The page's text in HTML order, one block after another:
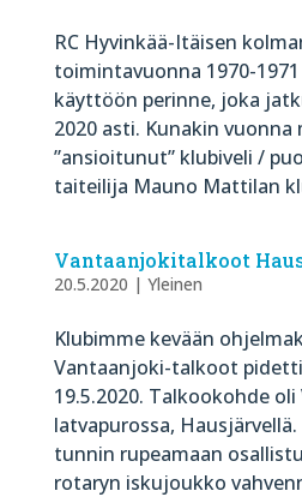
RC Hyvinkää-Itäisen
toimintavuonna 1970-
käyttöön perinne, joka
2020 asti. Kunakin vuonna
”ansioitunut” klubiveli /
taiteilija Mauno Mattilan
Vantaanjokitalkoot
20.5.2020 | Yleinen
Klubimme kevään
Vantaanjoki-talkoot
19.5.2020. Talkookohde
latvapurossa,
tunnin rupeamaan
rotaryn iskujoukko